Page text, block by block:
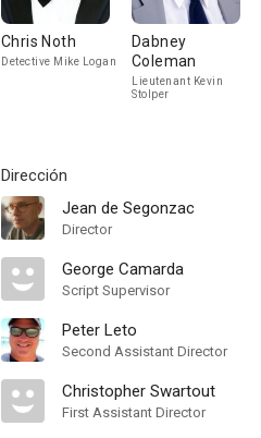
Chris Noth
Detective Mike Logan
Dabney
Coleman
Lieutenant Kevin
Stolper
Dirección
Jean de Segonzac
Director
George Camarda
Script Supervisor
Peter Leto
Second Assistant Director
Christopher Swartout
First Assistant Director